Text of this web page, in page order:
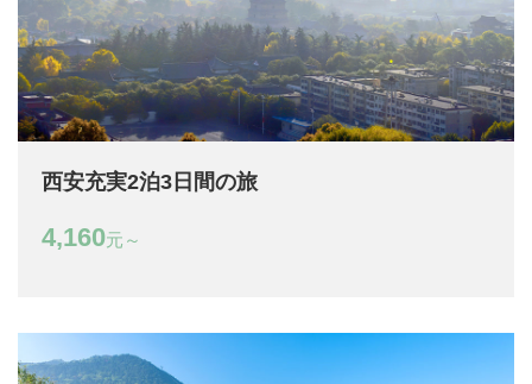
西安充実2泊3日間の旅
4,160元～